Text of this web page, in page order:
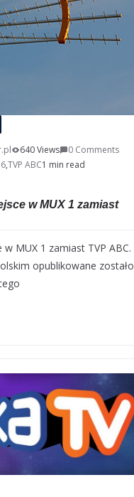
640 Views
0 Comments
,TVP ABC1 min read
w MUX 1 zamiast
w MUX 1 zamiast TVP ABC.
opublikowane zostało